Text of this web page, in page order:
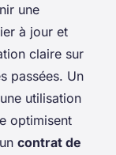
une
à jour et
claire sur
passées. Un
utilisation
optimisent
contrat de